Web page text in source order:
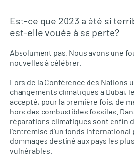
Est-ce que 2023 a été si
est-elle vouée à sa perte?
Absolument pas. Nous avons une
nouvelles à célébrer.
Lors de la Conférence des Nations
changements climatiques à Dubaï,
accepté, pour la première fois, de
hors des combustibles fossiles.
réparations climatiques sont enfin
l’entremise d’un fonds
dommages destiné aux pays les
vulnérables.